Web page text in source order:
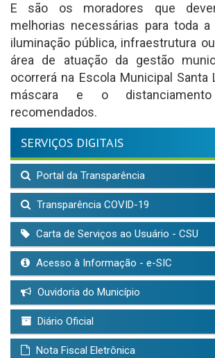
E são os moradores que
melhorias necessárias para toda
iluminação pública, infraestrutura
área de atuação da gestão
ocorrerá na Escola Municipal Santa
máscara e o
recomendados.
SERVIÇOS DIGITAIS
Portal da Transparência
Transparência COVID-19
Carta de Serviços ao Usuário - CSU
Acesso à Informação - e-SIC
Ouvidoria do Município
Diário Oficial
Nota Fiscal Eletrônica